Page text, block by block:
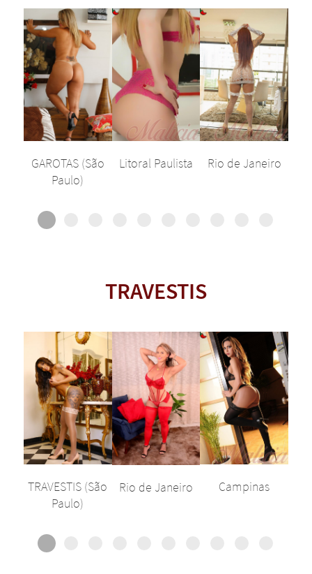
GAROTAS (São
Paulo)
Litoral Paulista Rio de Janeiro
TRAVESTIS
TRAVESTIS (São
Paulo)
Rio de Janeiro Campinas